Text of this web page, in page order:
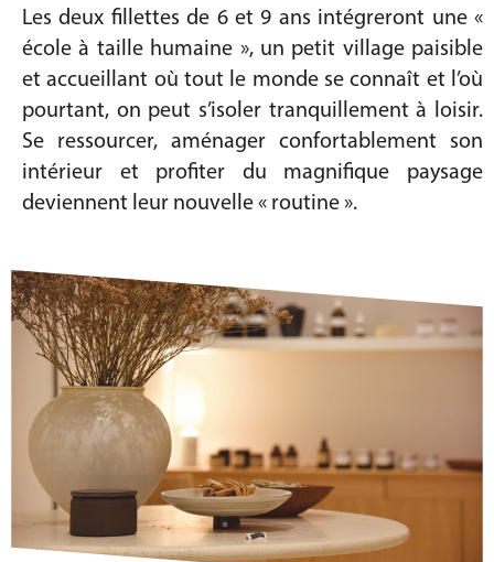
Les deux fillettes de 6 et 9 ans intégreront une «
école à taille humaine », un petit village paisible
et accueillant où tout le monde se connaît et l’où
pourtant, on peut s’isoler tranquillement à loisir.
Se ressourcer, aménager confortablement son
intérieur et profiter du magnifique paysage
deviennent leur nouvelle « routine ».